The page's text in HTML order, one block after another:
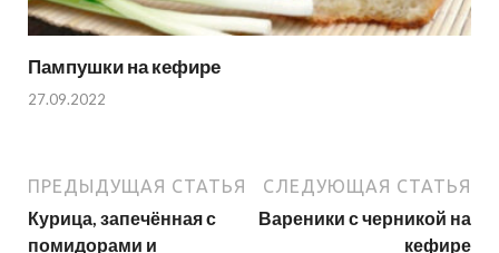
Пампушки на кефире
27.09.2022
ПРЕДЫДУЩАЯ СТАТЬЯ
Курица, запечённая с
помидорами и
СЛЕДУЮЩАЯ СТАТЬЯ
Вареники с черникой на
кефире